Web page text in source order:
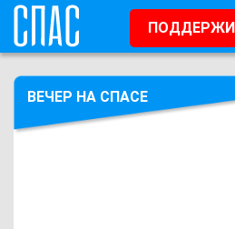
ВЕЧЕР НА СПАСЕ